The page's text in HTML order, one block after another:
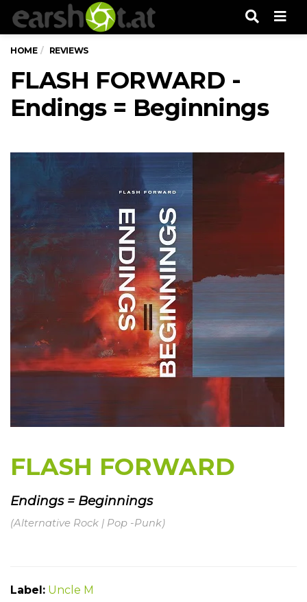
HOME REVIEWS
FLASH FORWARD -
Endings = Beginnings
FLASH FORWARD
Endings = Beginnings
(Alternative Rock | Pop -Punk)
Label: Uncle M